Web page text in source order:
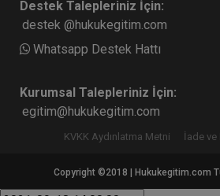
Destek Talepleriniz İçin:
destek @hukukegitim.com
Whatsapp Destek Hattı
Kurumsal Talepleriniz İçin:
egitim@hukukegitim.com
KVKK Aydınlatma Metni İade ve
Copyright ©2018 | Hukukegitim.com